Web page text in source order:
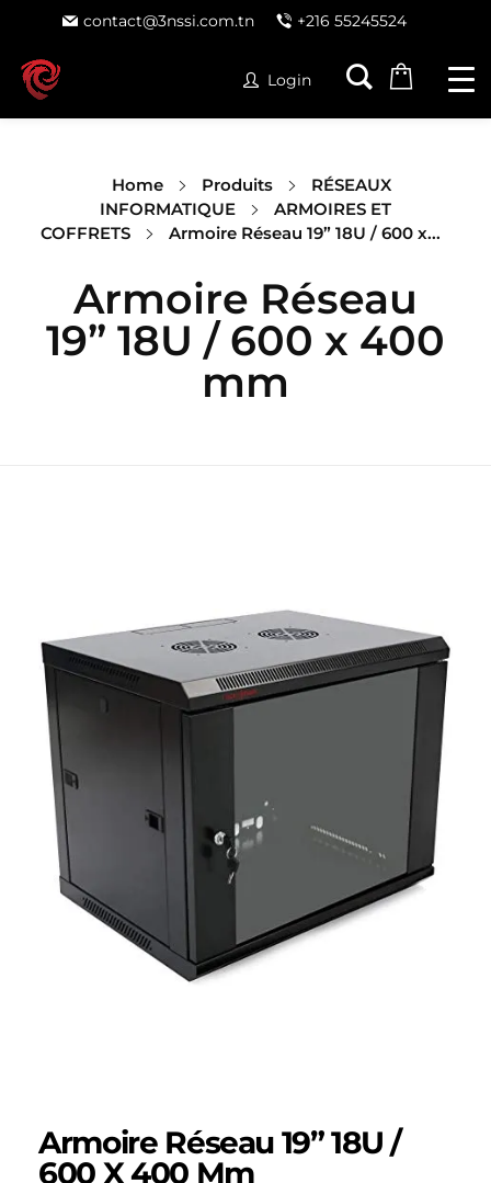
contact@3nssi.com.tn +216 55245524
Login
Home Produits
RÉSEAUX
INFORMATIQUE
ARMOIRES ET
COFFRETS
Armoire Réseau 19” 18U / 600 x...
Armoire Réseau
19” 18U / 600 x 400
mm
Armoire Réseau 19” 18U /
600 X 400 Mm